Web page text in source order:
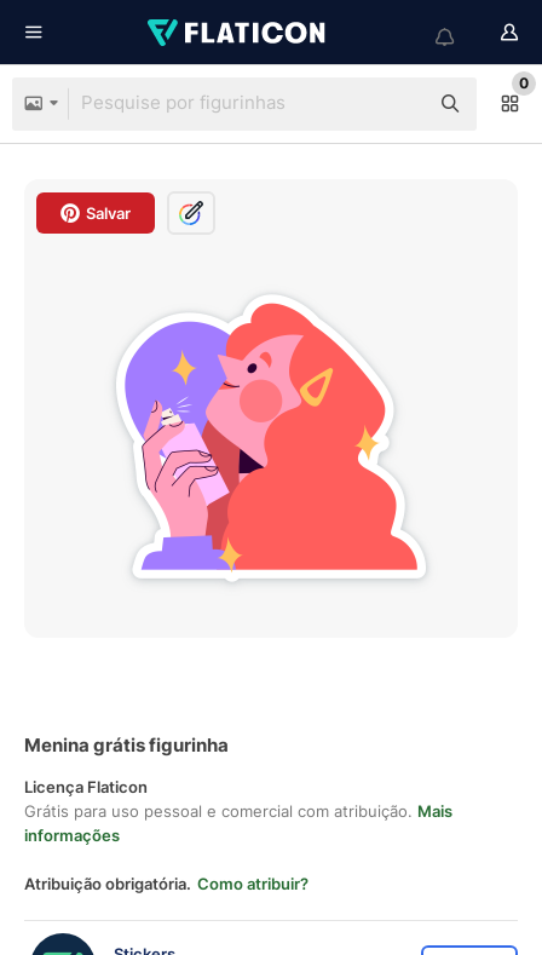
0
Salvar
Menina grátis figurinha
Licença Flaticon
Grátis para uso pessoal e comercial com atribuição. Mais
informações
Atribuição obrigatória. Como atribuir?